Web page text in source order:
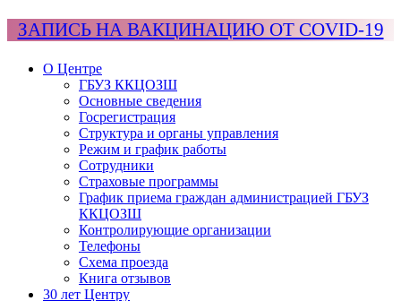
ЗАПИСЬ НА ВАКЦИНАЦИЮ ОТ COVID-19
О Центре
ГБУЗ ККЦОЗШ
Основные сведения
Госрегистрация
Структура и органы управления
Режим и график работы
Сотрудники
Страховые программы
График приема граждан администрацией ГБУЗ
ККЦОЗШ
Контролирующие организации
Телефоны
Схема проезда
Книга отзывов
30 лет Центру